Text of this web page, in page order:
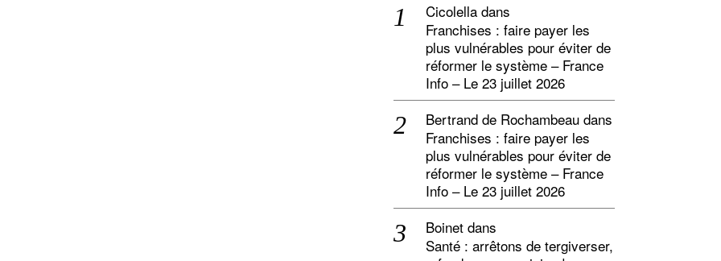
Cicolella dans
Franchises : faire payer les
plus vulnérables pour éviter de
réformer le système – France
Info – Le 23 juillet 2026
Bertrand de Rochambeau dans
Franchises : faire payer les
plus vulnérables pour éviter de
réformer le système – France
Info – Le 23 juillet 2026
Boinet dans
Santé : arrêtons de tergiverser,